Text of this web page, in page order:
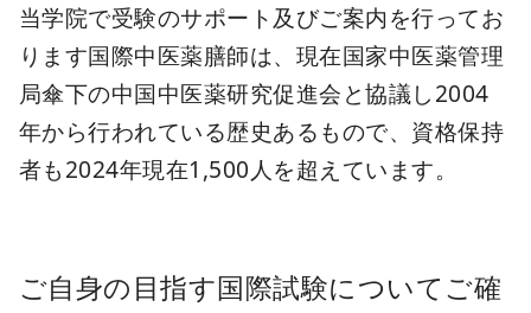
当学院で受験のサポート及びご案内を行ってお
ります国際中医薬膳師は、現在国家中医薬管理
局傘下の中国中医薬研究促進会と協議し2004
年から行われている歴史あるもので、資格保持
者も2024年現在1,500人を超えています。
ご自身の目指す国際試験についてご確